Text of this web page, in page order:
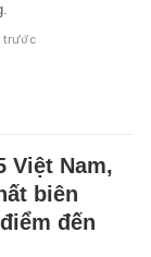
trước
Việt Nam,
biên
đến